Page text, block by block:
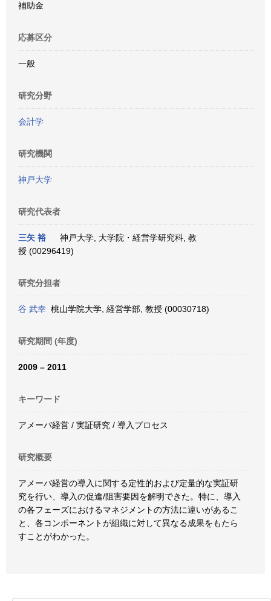
補助金
応募区分
一般
研究分野
会計学
研究機関
神戸大学
研究代表者
三矢 裕
神戸大学, 大学院・経営学研究科, 教
授 (00296419)
研究分担者
谷 武幸 桃山学院大学, 経営学部, 教授 (00030718)
研究期間 (年度)
2009 – 2011
キーワード
アメーバ経営 / 実証研究 / 導入プロセス
研究概要
アメーバ経営の導入に関する定性的および定量的な実証研
究を行い、導入の促進/阻害要因を解明できた。特に、導入
の各フェーズにおけるマネジメントの方法に違いがあるこ
と、各コンポーネントが組織に対して異なる成果をもたら
すことがわかった。